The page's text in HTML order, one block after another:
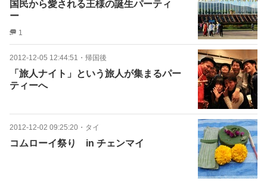
国民から愛される王様の誕生パーティ
ー
1
2012-12-05 12:44:51 ・ 帰国後
「旅人ナイト」という旅人が集まるパー
ティーへ
2012-12-02 09:25:20 ・ タイ
コムローイ祭り in チェンマイ